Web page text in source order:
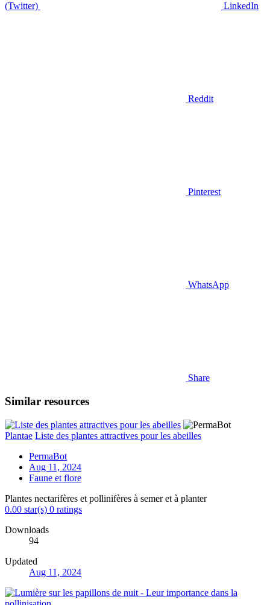
(Twitter) LinkedIn
Reddit
Pinterest
WhatsApp
Share
Similar resources
Plantae Liste des plantes attractives pour les abeilles
PermaBot
Aug 11, 2024
Faune et flore
Plantes nectarifères et pollinifères à semer et à planter
0.00 star(s) 0 ratings
Downloads
94
Updated
Aug 11, 2024